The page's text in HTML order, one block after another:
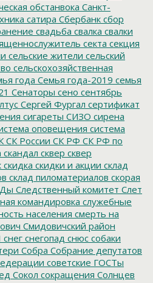
обстанвока Санкт-
сатира Сбербанк сбор
свадьба свалка свалки
секта секция
сельские жители сельский
сельскохозяйственная
года Семья года-2019 семья
Сенаторы сено сентябрь
Сергей Фургал сертификат
сигареты СИЗО сирена
оповещения система
СК России СК РФ СК РФ по
скандал сквер сквер
скидка скидки и акции склад
склад пиломатериалов скорая
Следственный комитет Слет
командировка служебные
населения смерть на
Смидовичский район
снег снегопад снюс собаки
Собра Собрание депутатов
советские ГОСТы
Сокол сокращения Солнцев